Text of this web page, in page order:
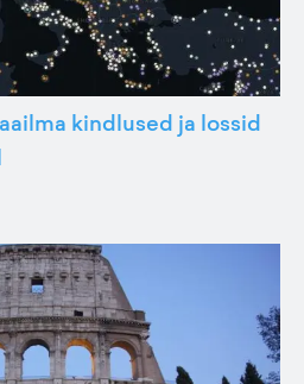
kindlused ja lossid